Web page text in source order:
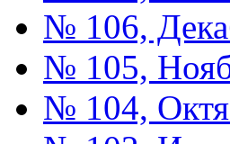
№ 106,
№ 105,
№ 104,